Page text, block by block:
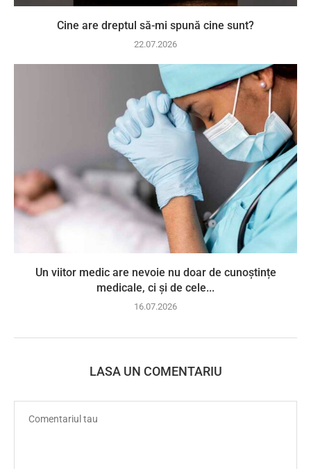
Cine are dreptul să-mi spună cine sunt?
22.07.2026
Un viitor medic are nevoie nu doar de cunoștințe
medicale, ci și de cele...
16.07.2026
LASA UN COMENTARIU